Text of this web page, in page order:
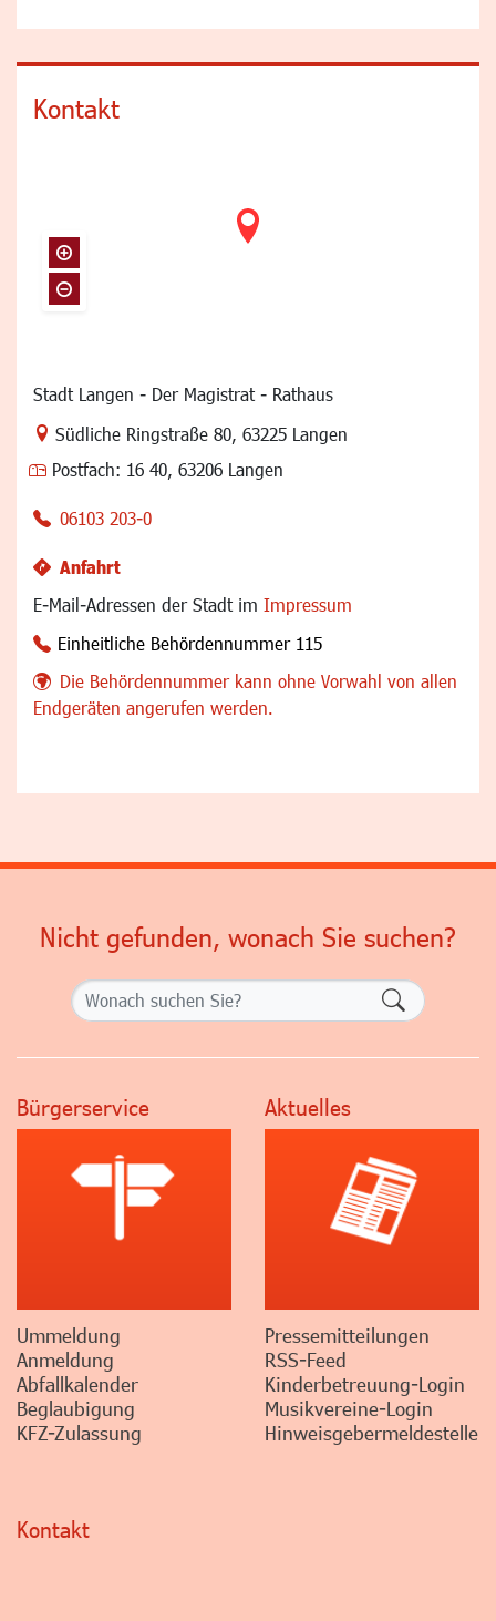
Kontakt
Stadt Langen - Der Magistrat - Rathaus
Link zur Google-Maps Navigation
Südliche Ringstraße 80, 63225 Langen
Postfach: 16 40, 63206 Langen
06103 203-0
Anfahrt
E-Mail-Adressen der Stadt im Impressum
Einheitliche Behördennummer 115
Die Behördennummer kann ohne Vorwahl von allen
Endgeräten angerufen werden.
Nicht gefunden, wonach Sie suchen?
Bürgerservice
Ummeldung
Anmeldung
Abfallkalender
Beglaubigung
KFZ-Zulassung
Aktuelles
Pressemitteilungen
RSS-Feed
Kinderbetreuung-Login
Musikvereine-Login
Hinweisgebermeldestelle
Kontakt